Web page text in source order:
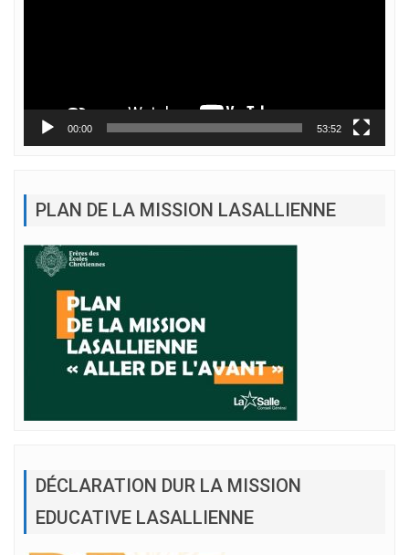
00:00 53:52
PLAN DE LA MISSION LASALLIENNE
DÉCLARATION DUR LA MISSION
EDUCATIVE LASALLIENNE